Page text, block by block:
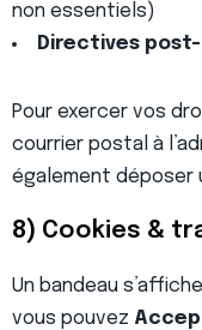
non essentiels)
Directives
Pour exercer vos
courrier postal à
également déposer
8) Cookies &
Un bandeau
vous pouvez